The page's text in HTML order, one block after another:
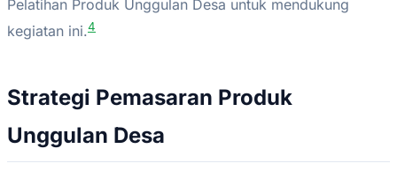
Pelatihan Produk Unggulan Desa untuk mendukung
kegiatan ini.4
Strategi Pemasaran Produk
Unggulan Desa